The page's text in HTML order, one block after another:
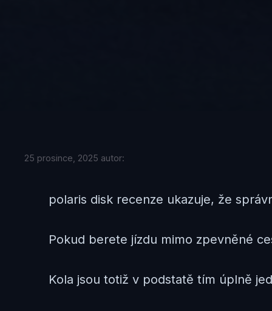
25 prosince, 2025 autor:
polaris disk recenze ukazuje, že
Pokud berete jízdu mimo zpevněné
Kola jsou totiž v podstatě tím úplně